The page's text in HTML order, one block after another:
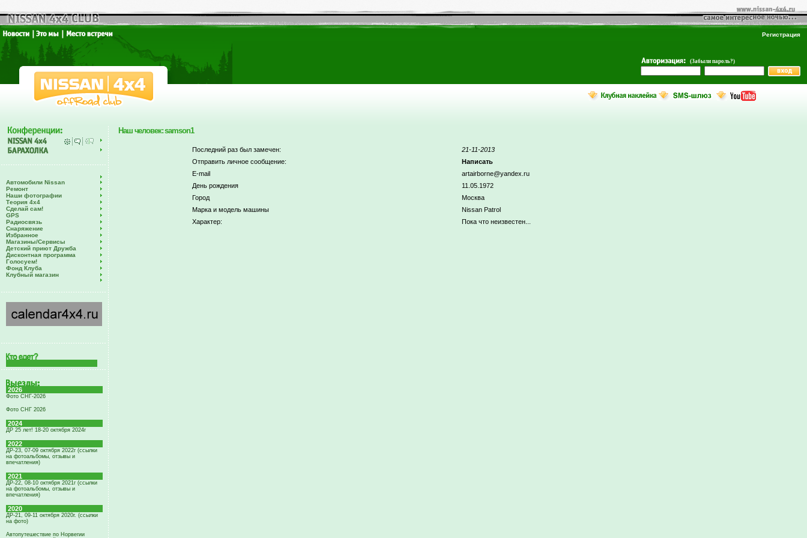
Регистрация
(Забыли пароль?)
Автомобили Nissan
Ремонт
Наши фотографии
Теория 4х4
Сделай сам!
GPS
Радиосвязь
Снаряжение
Избранное
Магазины/Сервисы
Детский приют Дружба
Дисконтная программа
Голосуем!
Фонд Клуба
Клубный магазин
2026
Фото СНГ-2026
Фото СНГ 2026
2024
ДР 25 лет! 18-20 октября 2024г
2022
ДР-23, 07-09 октября 2022г (ссылки
на фотоальбомы, отзывы и
впечатления)
2021
ДР-22, 08-10 октября 2021г (ссылки
на фотоальбомы, отзывы и
впечатления)
2020
ДР-21, 09-11 октября 2020г. (ссылки
на фото)
Автопутешествие по Норвегии
Наш человек: samson1
Последний раз был замечен:
21-11-2013
Отправить личное сообщение:
Написать
E-mail
artairborne@yandex.ru
День рождения
11.05.1972
Город
Москва
Марка и модель машины
Nissan Patrol
Характер:
Пока что неизвестен...